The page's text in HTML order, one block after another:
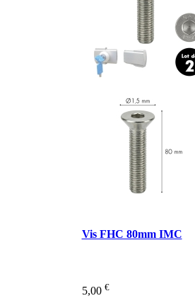
Vis FHC 80mm IMC
5,00 €